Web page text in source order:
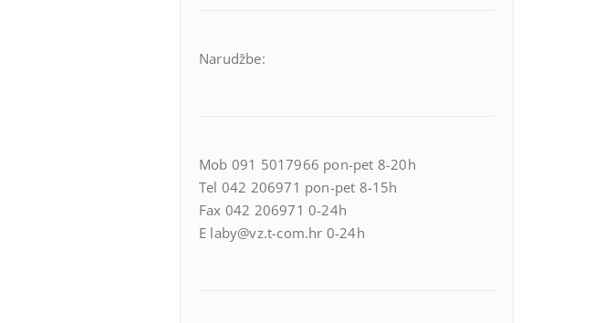
Narudžbe:
Mob 091 5017966 pon-pet 8-20h
Tel 042 206971 pon-pet 8-15h
Fax 042 206971 0-24h
E laby@vz.t-com.hr 0-24h